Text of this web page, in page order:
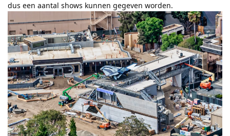
dus een aantal shows kunnen gegeven worden.